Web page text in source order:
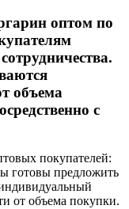
оптом по
объема
с
покупателей:
готовы предложить
от объема покупки.